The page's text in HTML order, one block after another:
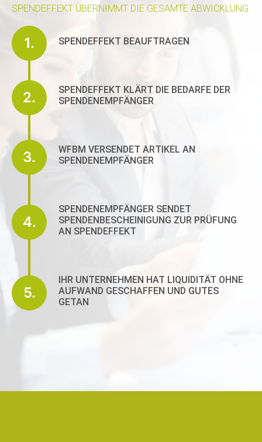
SPENDEFFEKT ÜBERNIMMT DIE GESAMTE ABWICKLUNG
SPENDEFFEKT BEAUFTRAGEN
1.
SPENDEFFEKT KLÄRT DIE BEDARFE DER
SPENDENEMPFÄNGER
2.
WFBM VERSENDET ARTIKEL AN
SPENDENEMPFÄNGER
3.
SPENDENEMPFÄNGER SENDET
SPENDENBESCHEINIGUNG ZUR PRÜFUNG
AN SPENDEFFEKT
4.
IHR UNTERNEHMEN HAT LIQUIDITÄT OHNE
AUFWAND GESCHAFFEN UND GUTES
GETAN
5.